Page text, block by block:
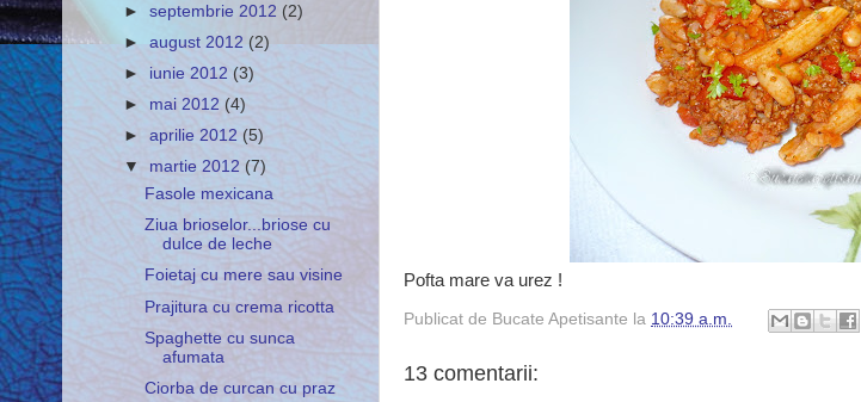
Pofta mare va urez !
Publicat de Bucate Apetisante la 10:39 a.m.
13 comentarii:
►septembrie 2012 (2)
►august 2012(2)
► iunie 2012(3)
► mai 2012(4)
►aprilie 2012(5)
▼ martie 2012 (7)
Fasole mexicana
Ziua brioselor...briose cu
dulce de leche
Foietaj cu mere sau visine
Prajitura cu crema ricotta
Spaghette cu sunca
afumata
Ciorba de curcan cu praz